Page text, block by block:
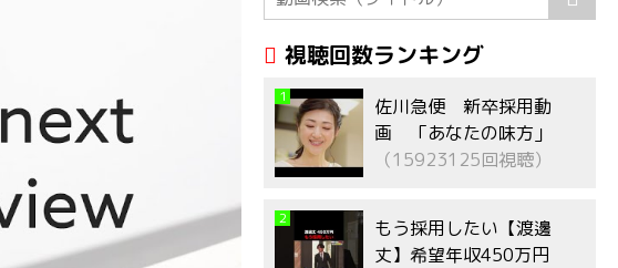
視聴回数ランキング
1
佐川急便 新卒採用動
画 「あなたの味方」
（15923125回視聴）
2
もう採用したい【渡邊
丈】希望年収450万円